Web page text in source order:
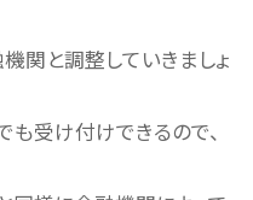
関と調整していきましょ
も受け付けできるので、